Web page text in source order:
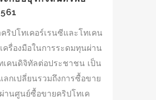
ริปโทเคอร์เรนซีและโทเคน
ครื่องมือในการระดมทุนผ่าน
เคนดิจิทัลต่อประชาชน เป็น
ลกเปลี่ยนรวมถึงการซื้อขาย
านศูนย์ซื้อขายคริปโทเค